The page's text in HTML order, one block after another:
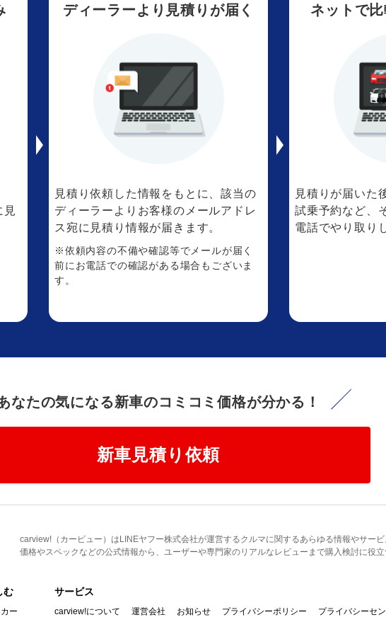
見
ディーラーより見積りが届く
見積り依頼した情報をもとに、該当の
ディーラーよりお客様のメールアドレ
ス宛に見積り情報が届きます。
※依頼内容の不備や確認等でメールが届く
前にお電話での確認がある場合もございま
す。
ネットで
見積りが届いた
試乗予約など、
電話でやり取り
なたの気になる新車のコミコミ価格が分かる！
新車見積り依頼
carview!（カービュー）はLINEヤフー株式会社が運営するクルマに関するあらゆる情報やサービ
価格やスペックなどの公式情報から、ユーザーや専門家のリアルなレビューまで購入検討に役立
む
ー
サービス
carview!について 運営会社 お知らせ プライバシーポリシー プライバシーセ